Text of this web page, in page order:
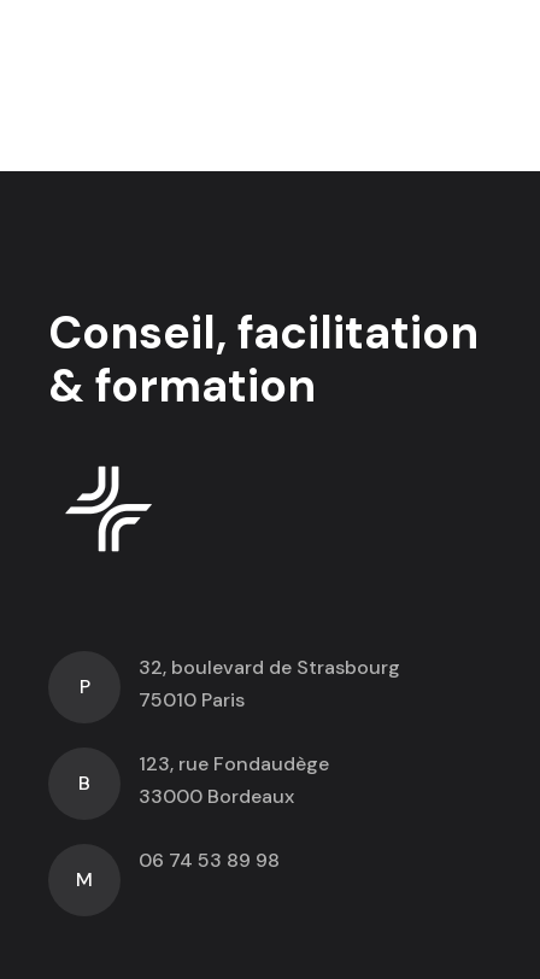
Conseil, facilitation
& formation
P
32, boulevard de Strasbourg
75010 Paris
B
123, rue Fondaudège
33000 Bordeaux
M
06 74 53 89 98